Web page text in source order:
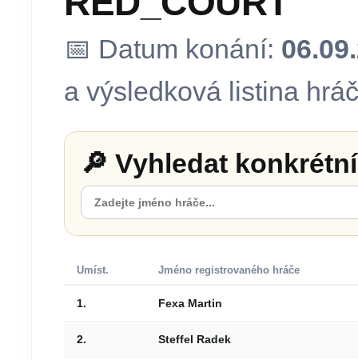
📅 Datum konání:
a výsledková listina
🔎 Vyhledat
Umíst. Jméno registrovaného hráče
1. Fexa Martin
2. Steffel Radek